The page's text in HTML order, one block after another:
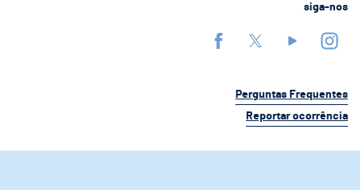
siga-nos
Perguntas Frequentes
Reportar ocorrência